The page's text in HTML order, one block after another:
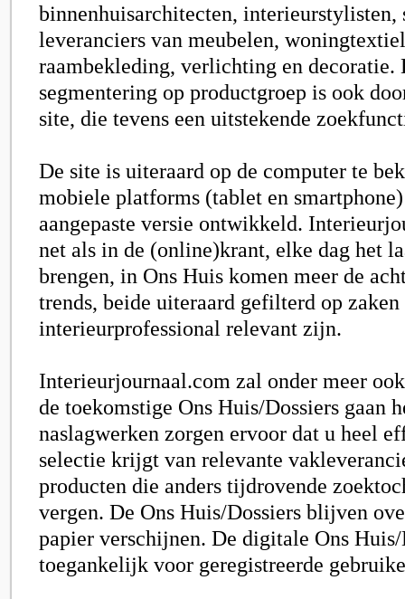
binnenhuisarchitecten, interieurstylisten,
leveranciers van meubelen,
raambekleding, verlichting en decoratie.
segmentering op productgroep is ook
site, die tevens een uitstekende
De site is uiteraard op de computer te
mobiele platforms (tablet en
aangepaste versie ontwikkeld.
net als in de (online)krant, elke dag het
brengen, in Ons Huis komen meer de
trends, beide uiteraard gefilterd op
interieurprofessional relevant zijn.
Interieurjournaal.com zal onder meer
de toekomstige Ons Huis/Dossiers gaan
naslagwerken zorgen ervoor dat u heel
selectie krijgt van relevante
producten die anders tijdrovende
vergen. De Ons Huis/Dossiers blijven
papier verschijnen. De digitale Ons
toegankelijk voor geregistreerde